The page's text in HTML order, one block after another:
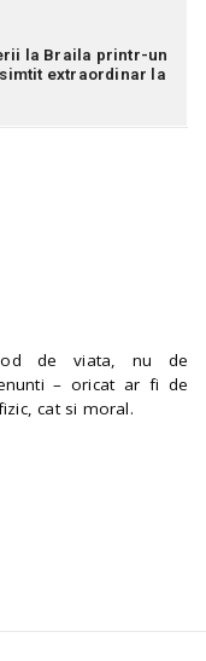
la Braila printr-un
extraordinar la
de viata, nu de
– oricat ar fi de
cat si moral.